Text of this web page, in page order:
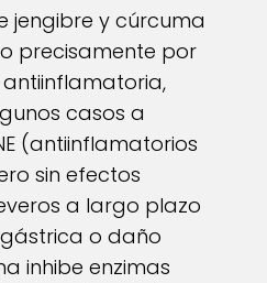
jengibre y cúrcuma
precisamente por
casos a
(antiinflamatorios
sin efectos
a largo plazo
o daño
inhibe enzimas